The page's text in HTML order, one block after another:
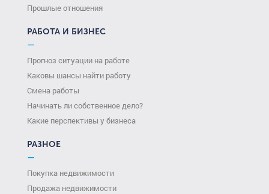
Прошлые отношения
РАБОТА И БИЗНЕС
—
Прогноз ситуации на работе
Каковы шансы найти работу
Смена работы
Начинать ли собственное дело?
Какие перспективы у бизнеса
РАЗНОЕ
—
Покупка недвижимости
Продажа недвижимости